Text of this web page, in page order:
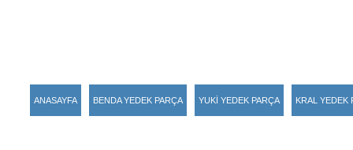
ANASAYFA BENDA YEDEK PARÇA YUKİ YEDEK PARÇA KRAL YEDEK